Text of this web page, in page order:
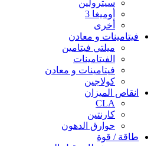
سيترولين
أوميغا 3
أخرى
فيتامينات و معادن
ميلتي فيتامين
الفيتامينات
فيتامينات و معادن
كولاجين
انقاص الميزان
CLA
كارنتين
حوارق الدهون
طاقة / قوة